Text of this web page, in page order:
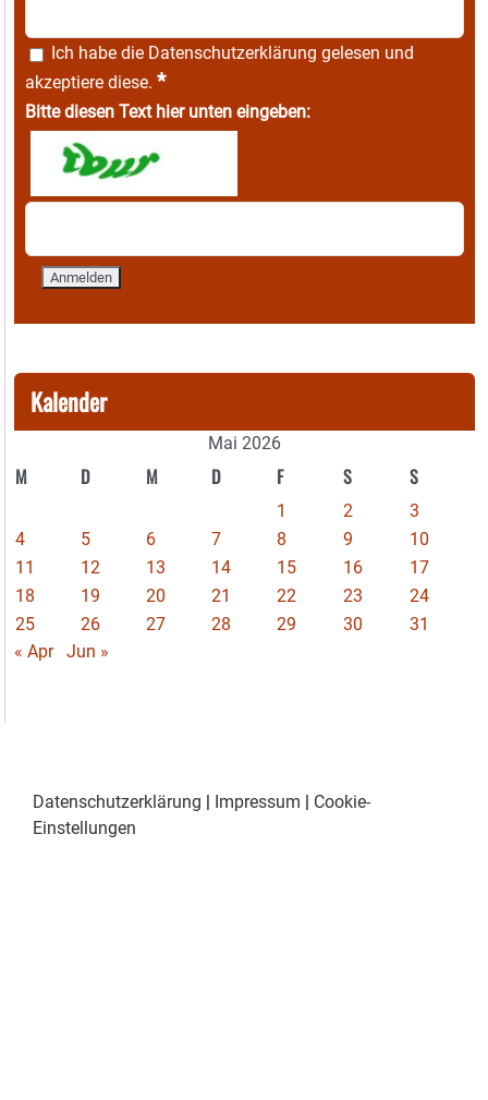
Ich habe die Datenschutzerklärung gelesen und
akzeptiere diese. *
Bitte diesen Text hier unten eingeben:
Kalender
Mai 2026
M D M D F S S
1 2
3
4
5 6 7 8 9
10
11
12 13 14 15 16
17
18
19 20 21 22 23
24
25
26 27 28 29 30
31
« Apr
Jun »
Datenschutzerklärung Impressum
Cookie-
Einstellungen